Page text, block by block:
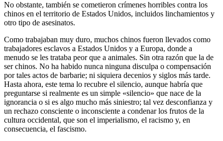
No obstante, también se cometieron crímenes horribles contra los
chinos en el territorio de Estados Unidos, incluidos linchamientos y
otro tipo de asesinatos.
Como trabajaban muy duro, muchos chinos fueron llevados como
trabajadores esclavos a Estados Unidos y a Europa, donde a
menudo se les trataba peor que a animales. Sin otra razón que la de
ser chinos. No ha habido nunca ninguna disculpa o compensación
por tales actos de barbarie; ni siquiera decenios y siglos más tarde.
Hasta ahora, este tema lo recubre el silencio, aunque habría que
preguntarse si realmente es un simple «silencio» que nace de la
ignorancia o si es algo mucho más siniestro; tal vez desconfianza y
un rechazo consciente o inconsciente a condenar los frutos de la
cultura occidental, que son el imperialismo, el racismo y, en
consecuencia, el fascismo.